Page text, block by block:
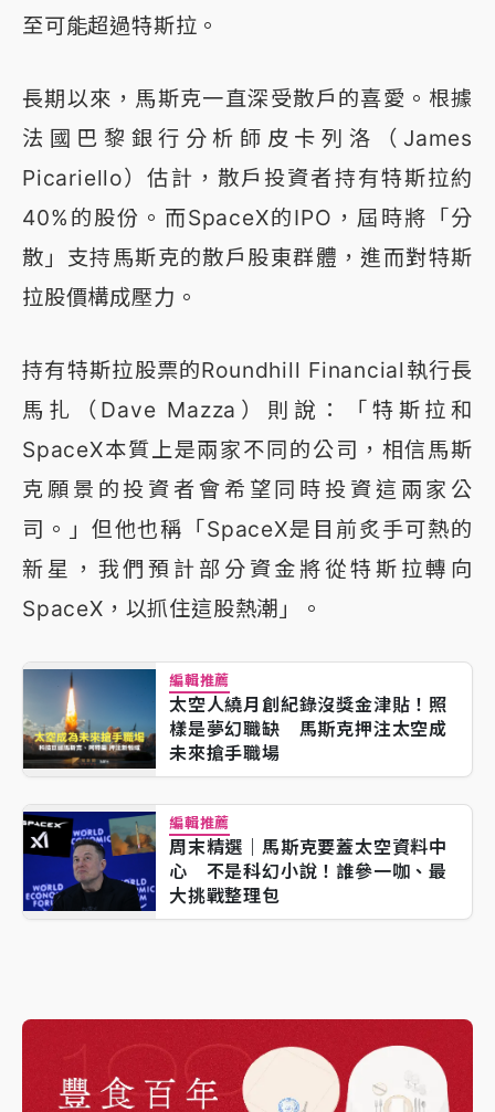
至可能超過特斯拉。
長期以來，馬斯克一直深受散戶的喜愛。根據
法國巴黎銀行分析師皮卡列洛（James
Picariello）估計，散戶投資者持有特斯拉約
40%的股份。而SpaceX的IPO，屆時將「分
散」支持馬斯克的散戶股東群體，進而對特斯
拉股價構成壓力。
持有特斯拉股票的Roundhill Financial執行長
馬扎（Dave Mazza）則說：「特斯拉和
SpaceX本質上是兩家不同的公司，相信馬斯
克願景的投資者會希望同時投資這兩家公
司。」但他也稱「SpaceX是目前炙手可熱的
新星，我們預計部分資金將從特斯拉轉向
SpaceX，以抓住這股熱潮」。
編輯推薦
太空人繞月創紀錄沒獎金津貼！照
樣是夢幻職缺 馬斯克押注太空成
未來搶手職場
編輯推薦
周末精選｜馬斯克要蓋太空資料中
心 不是科幻小說！誰參一咖、最
大挑戰整理包